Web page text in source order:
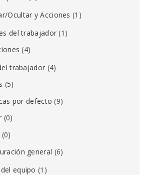
Ocultar y Acciones (1)
del trabajador (1)
(4)
trabajador (4)
(5)
por defecto (9)
(0)
(0)
general (6)
equipo (1)